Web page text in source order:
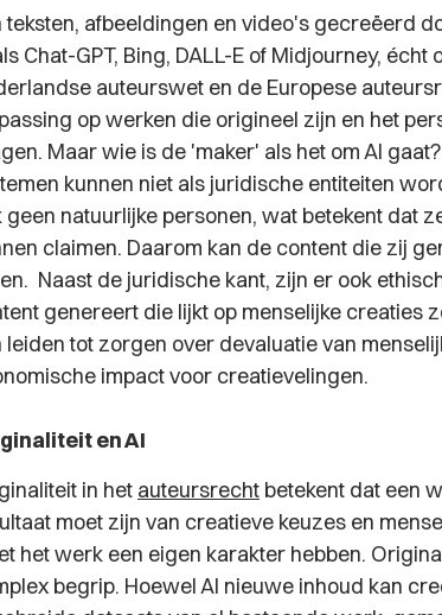
teksten, afbeeldingen en video's gecreëerd
Chat-GPT, Bing, DALL-E of Midjourney, écht
auteurswet en de Europese
op werken die origineel zijn en het
Maar wie is de 'maker' als het om AI
kunnen niet als juridische entiteiten
geen natuurlijke personen, wat betekent dat
claimen. Daarom kan de content die zij
Naast de juridische kant, zijn er ook
genereert die lijkt op menselijke creaties
leiden tot zorgen over devaluatie van
impact voor creatievelingen.
en AI
in het auteursrecht betekent dat een
moet zijn van creatieve keuzes en
het werk een eigen karakter hebben.
begrip. Hoewel AI nieuwe inhoud kan